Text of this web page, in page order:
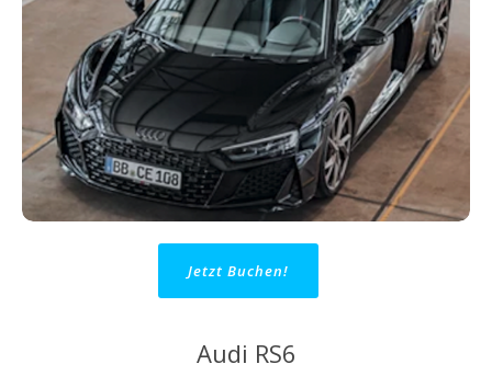
Jetzt Buchen!
Audi RS6